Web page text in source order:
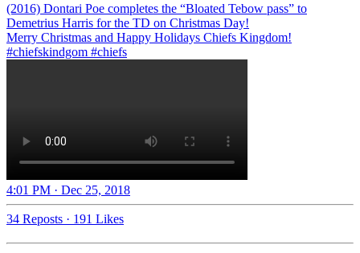
(2016) Dontari Poe completes the “Bloated Tebow pass” to
Demetrius Harris for the TD on Christmas Day!
#chiefskindgom #chiefs
4:01 PM · Dec 25, 2018
34 Reposts · 191 Likes